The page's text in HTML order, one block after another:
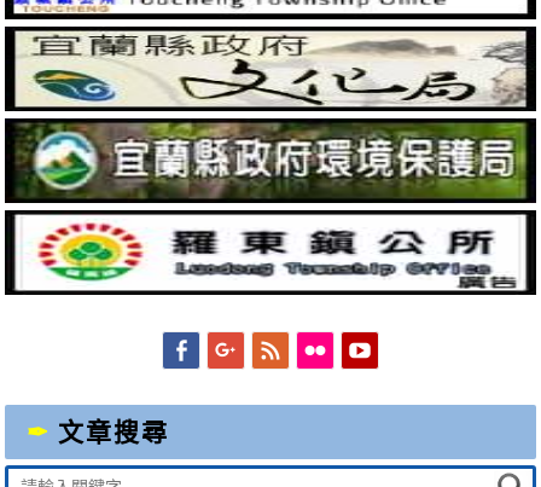
FacebookGoogleplus
Feed Flickr
文章搜尋
Suche